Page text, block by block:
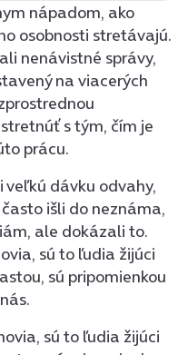
nápadom, ako
osobnosti stretávajú.
nenávistné správy,
na viacerých
s tým, čím je
prácu.
veľkú dávku odvahy,
išli do neznáma,
ale dokázali to.
sú to ľudia žijúci
sú pripomienkou
sú to ľudia žijúci